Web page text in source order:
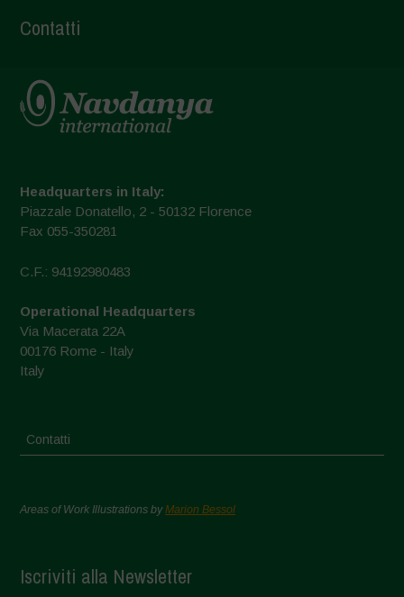
Contatti
Headquarters in Italy:
Piazzale Donatello, 2 - 50132 Florence
Fax 055-350281
C.F.: 94192980483
Operational Headquarters
Via Macerata 22A
00176 Rome - Italy
Italy
Contatti
Areas of Work Illustrations byMarion Bessol
Iscriviti alla Newsletter